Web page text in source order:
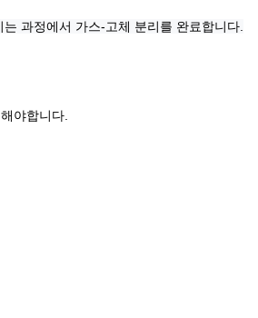
과정에서 가스-고체 분리를 완료합니다.
야합니다.